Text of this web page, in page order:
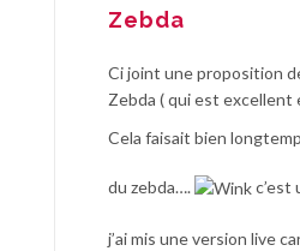
Zebda
Ci joint une proposition
Zebda ( qui est excellent
Cela faisait bien
du zebda…. c’est
j’ai mis une version live